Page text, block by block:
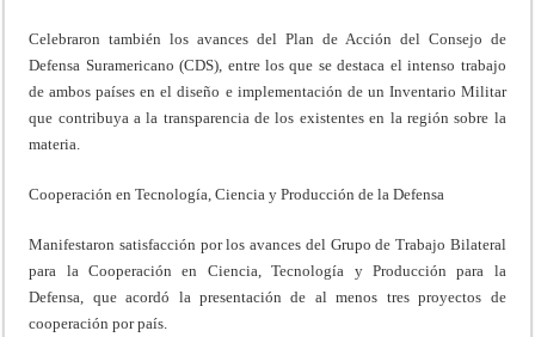
Celebraron también los avances del Plan de Acción del Consejo de
Defensa Suramericano (CDS), entre los que se destaca el intenso trabajo
de ambos países en el diseño e implementación de un Inventario Militar
que contribuya a la transparencia de los existentes en la región sobre la
materia.
Cooperación en Tecnología, Ciencia y Producción de la Defensa
Manifestaron satisfacción por los avances del Grupo de Trabajo Bilateral
para la Cooperación en Ciencia, Tecnología y Producción para la
Defensa, que acordó la presentación de al menos tres proyectos de
cooperación por país.